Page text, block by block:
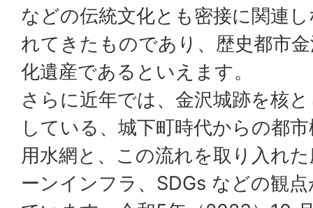
などの伝統文化とも密接に関連
れてきたものであり、歴史都市
化遺産であるといえます。
さらに近年では、金沢城跡を核
している、城下町時代からの都
用水網と、この流れを取り入れ
ーンインフラ、SDGs などの観